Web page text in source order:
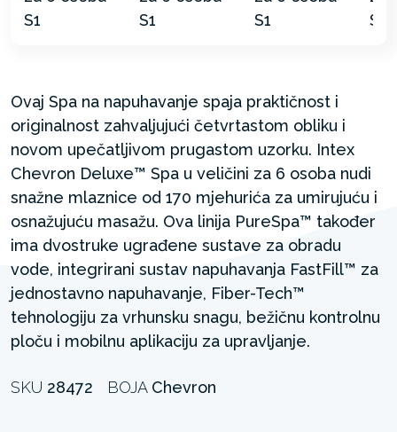
Ovaj Spa na napuhavanje spaja praktičnost i
originalnost zahvaljujući četvrtastom obliku i
novom upečatljivom prugastom uzorku. Intex
Chevron Deluxe™ Spa u veličini za 6 osoba nudi
snažne mlaznice od 170 mjehurića za umirujuću i
osnažujuću masažu. Ova linija PureSpa™ također
ima dvostruke ugrađene sustave za obradu
vode, integrirani sustav napuhavanja FastFill™ za
jednostavno napuhavanje, Fiber-Tech™
tehnologiju za vrhunsku snagu, bežičnu kontrolnu
ploču i mobilnu aplikaciju za upravljanje. ​
SKU 28472 BOJA Chevron